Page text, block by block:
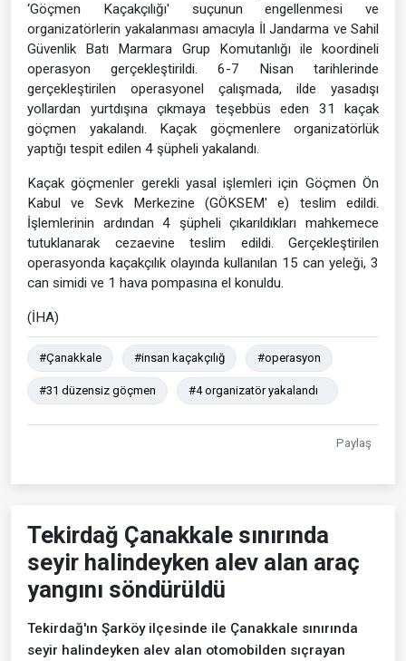
‘Göçmen Kaçakçılığı' suçunun engellenmesi ve
organizatörlerin yakalanması amacıyla İl Jandarma ve Sahil
Güvenlik Batı Marmara Grup Komutanlığı ile koordineli
operasyon gerçekleştirildi. 6-7 Nisan tarihlerinde
gerçekleştirilen operasyonel çalışmada, ilde yasadışı
yollardan yurtdışına çıkmaya teşebbüs eden 31 kaçak
göçmen yakalandı. Kaçak göçmenlere organizatörlük
yaptığı tespit edilen 4 şüpheli yakalandı.
Kaçak göçmenler gerekli yasal işlemleri için Göçmen Ön
Kabul ve Sevk Merkezine (GÖKSEM' e) teslim edildi.
İşlemlerinin ardından 4 şüpheli çıkarıldıkları mahkemece
tutuklanarak cezaevine teslim edildi. Gerçekleştirilen
operasyonda kaçakçılık olayında kullanılan 15 can yeleği, 3
can simidi ve 1 hava pompasına el konuldu.
(İHA)
#Çanakkale #insan kaçakçılığ #operasyon
#31 düzensiz göçmen #4 organizatör yakalandı
Paylaş
Tekirdağ Çanakkale sınırında
seyir halindeyken alev alan araç
yangını söndürüldü
Tekirdağ'ın Şarköy ilçesinde ile Çanakkale sınırında
seyir halindeyken alev alan otomobilden sıçrayan